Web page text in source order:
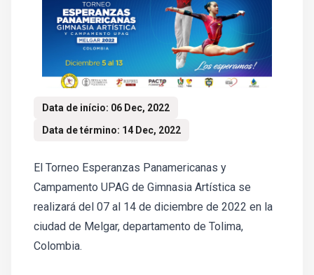
Data de início: 06 Dec, 2022
Data de término: 14 Dec, 2022
El Torneo Esperanzas Panamericanas y
Campamento UPAG de Gimnasia Artística se
realizará del 07 al 14 de diciembre de 2022 en la
ciudad de Melgar, departamento de Tolima,
Colombia.